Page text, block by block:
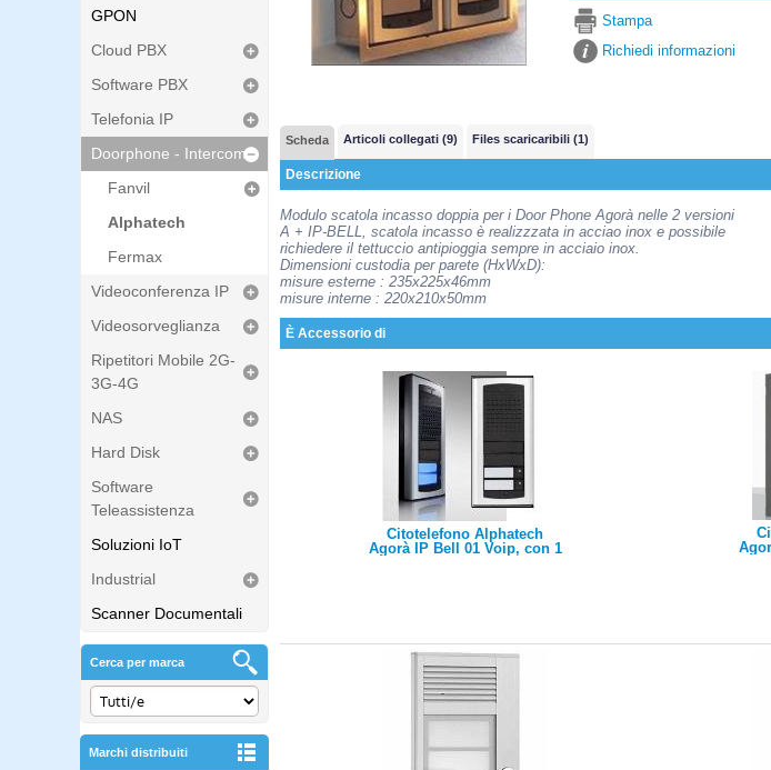
GPON
Cloud PBX
Software PBX
Telefonia IP
Doorphone - Intercom
Fanvil
Alphatech
Fermax
Videoconferenza IP
Videosorveglianza
Ripetitori Mobile 2G-
3G-4G
NAS
Hard Disk
Software
Teleassistenza
Soluzioni IoT
Industrial
Scanner Documentali
Cerca per marca
Marchi distribuiti
Stampa
Richiedi informazioni
Scheda Articoli collegati (9) Files scaricaribili (1)
Descrizione
Modulo scatola incasso doppia per i Door Phone Agorà nelle 2 versioni
A + IP-BELL, scatola incasso è realizzzata in acciao inox e possibile
richiedere il tettuccio antipioggia sempre in acciaio inox.
Dimensioni custodia per parete (HxWxD):
misure esterne : 235x225x46mm
misure interne : 220x210x50mm
È Accessorio di
Citotelefono Alphatech
Agorà IP Bell 01 Voip, con 1